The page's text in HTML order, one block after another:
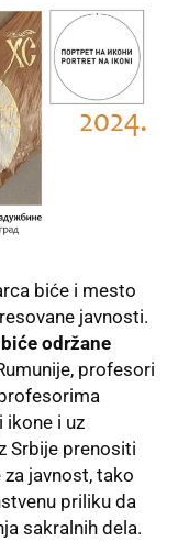
biće i mesto
javnosti.
održane
profesori
ikone i uz
Srbije prenositi
javnost, tako
priliku da
sakralnih dela.